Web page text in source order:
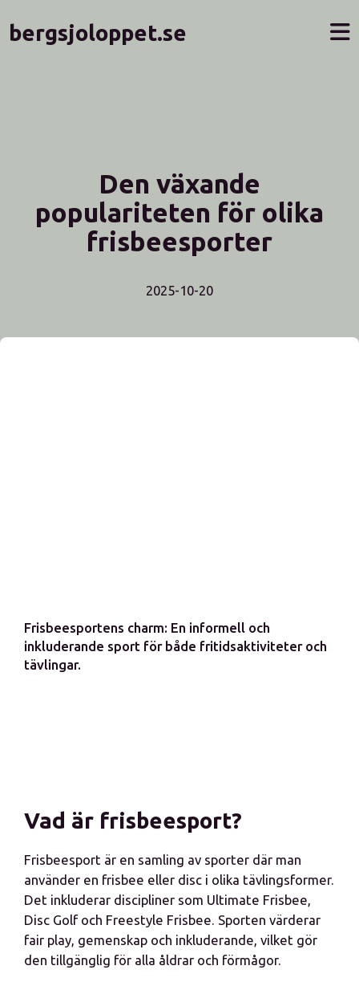
bergsjoloppet.se
Den växande
populariteten för olika
frisbeesporter
2025-10-20
Frisbeesportens charm: En informell och
inkluderande sport för både fritidsaktiviteter och
tävlingar.
Vad är frisbeesport?
Frisbeesport är en samling av sporter där man
använder en frisbee eller disc i olika tävlingsformer.
Det inkluderar discipliner som Ultimate Frisbee,
Disc Golf och Freestyle Frisbee. Sporten värderar
fair play, gemenskap och inkluderande, vilket gör
den tillgänglig för alla åldrar och förmågor.